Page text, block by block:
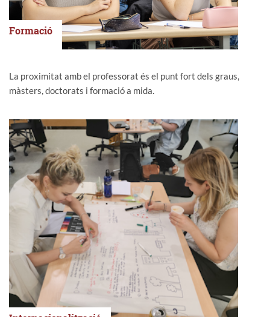
Formació
La proximitat amb el professorat és el punt fort dels graus,
màsters, doctorats i formació a mida.